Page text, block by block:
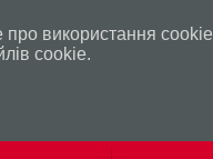
використання
сookie.